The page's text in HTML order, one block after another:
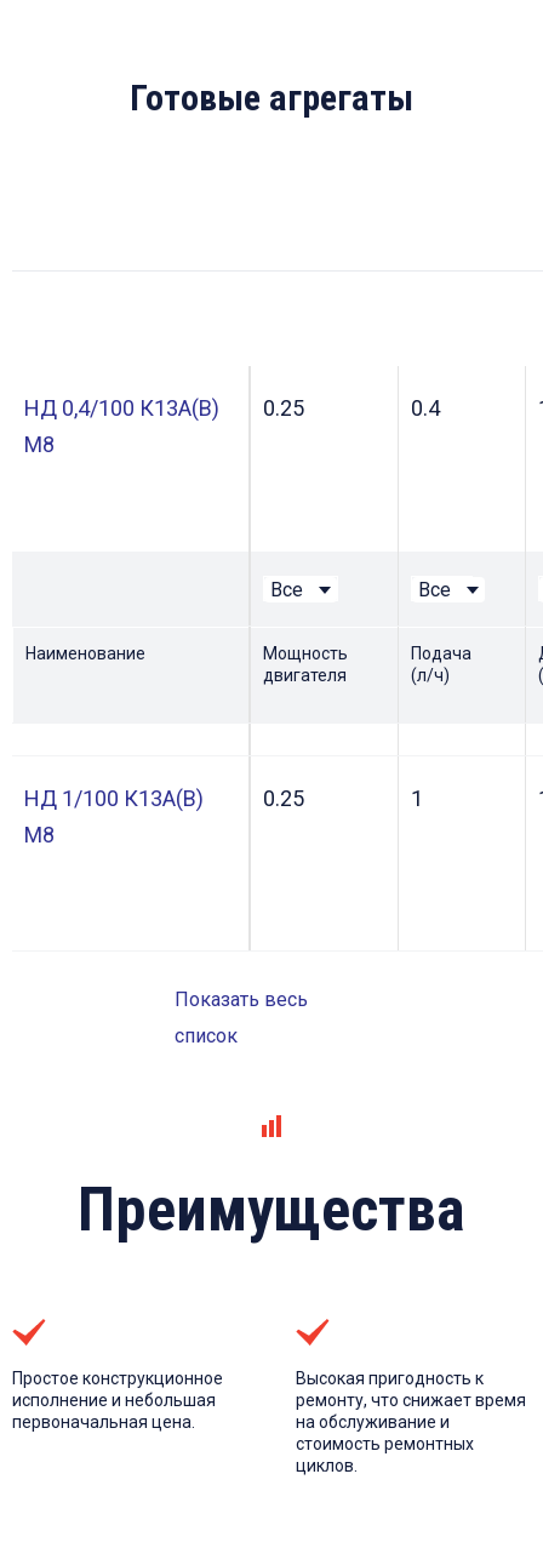
Готовые агрегаты
Все
0.25
Все
0.4
20
50
Наименование
Мощность
двигателя
Подача
(л/ч)
НД 0,4/100 К13А(В)
М8
0.25 0.4
0.25 0.63
НД 1/100 К13А(В)
М8
0.25 1
Показать весь
список
Преимущества
Простое конструкционное
исполнение и небольшая
первоначальная цена.
Высокая пригодность к
ремонту, что снижает время
на обслуживание и
стоимость ремонтных
циклов.